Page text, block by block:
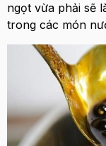
ngọt vừa phải sẽ
trong các món